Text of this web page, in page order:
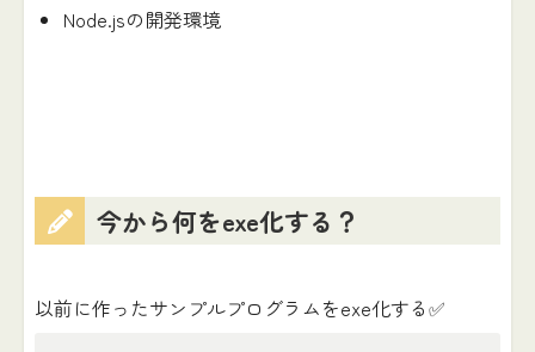
Node.jsの開発環境
今から何をexe化する？
以前に作ったサンプルプログラムをexe化する✅